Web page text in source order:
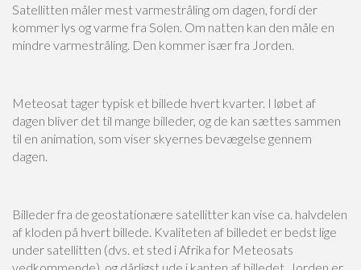
Satellitten måler mest varmestråling om dagen, fordi der
kommer lys og varme fra Solen. Om natten kan den måle en
mindre varmestråling. Den kommer især fra Jorden.
Meteosat tager typisk et billede hvert kvarter. I løbet af
dagen bliver det til mange billeder, og de kan sættes sammen
til en animation, som viser skyernes bevægelse gennem
dagen.
Billeder fra de geostationære satellitter kan vise ca. halvdelen
af kloden på hvert billede. Kvaliteten af billedet er bedst lige
under satellitten (dvs. et sted i Afrika for Meteosats
vedkommende), og dårligst ude i kanten af billedet. Jorden er